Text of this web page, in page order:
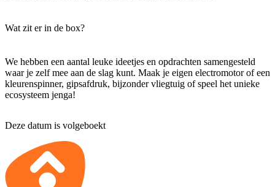
Wat zit er in de box?
We hebben een aantal leuke ideetjes en opdrachten samengesteld
waar je zelf mee aan de slag kunt. Maak je eigen electromotor of een
kleurenspinner, gipsafdruk, bijzonder vliegtuig of speel het unieke
ecosysteem jenga!
Deze datum is volgeboekt